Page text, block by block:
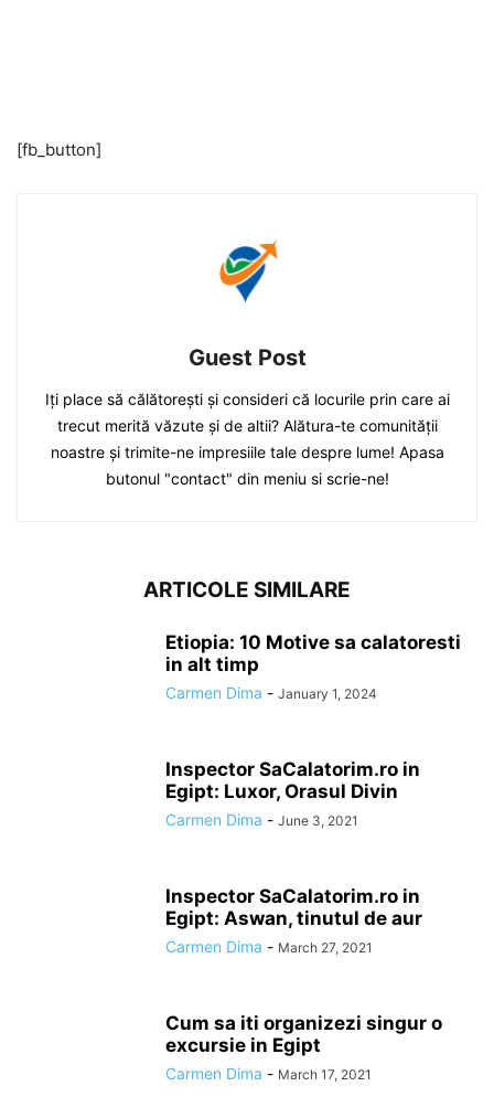
[fb_button]
Guest Post
Iți place să călătorești și consideri că locurile prin care ai
trecut merită văzute și de altii? Alătura-te comunității
noastre și trimite-ne impresiile tale despre lume! Apasa
butonul "contact" din meniu si scrie-ne!
ARTICOLE SIMILARE
Etiopia: 10 Motive sa calatoresti
in alt timp
Carmen Dima - January 1, 2024
Inspector SaCalatorim.ro in
Egipt: Luxor, Orasul Divin
Carmen Dima - June 3, 2021
Inspector SaCalatorim.ro in
Egipt: Aswan, tinutul de aur
Carmen Dima - March 27, 2021
Cum sa iti organizezi singur o
excursie in Egipt
Carmen Dima - March 17, 2021